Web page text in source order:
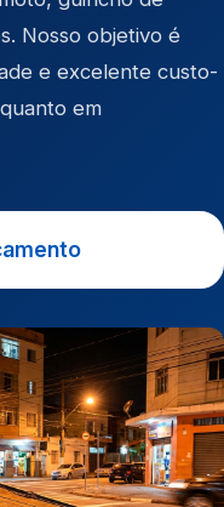
. Nosso objetivo é
e excelente custo-
em